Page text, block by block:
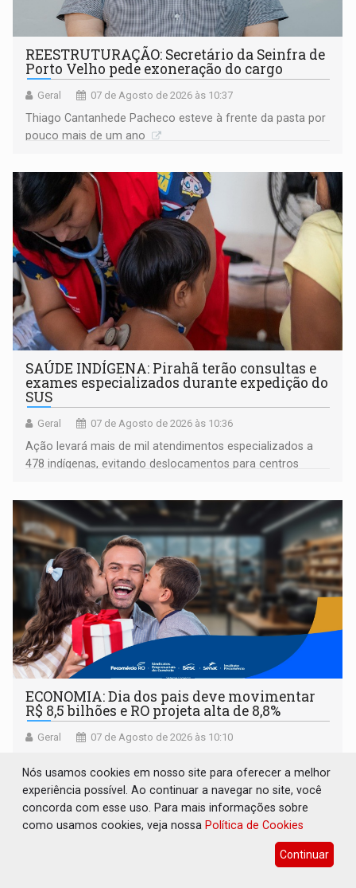
REESTRUTURAÇÃO: Secretário da Seinfra de
Porto Velho pede exoneração do cargo
Geral 07 de Agosto de 2026 às 10:37
Thiago Cantanhede Pacheco esteve à frente da pasta por
pouco mais de um ano
SAÚDE INDÍGENA: Pirahã terão consultas e
exames especializados durante expedição do
SUS
Geral 07 de Agosto de 2026 às 10:36
Ação levará mais de mil atendimentos especializados a
478 indígenas, evitando deslocamentos para centros
ECONOMIA: Dia dos pais deve movimentar
R$ 8,5 bilhões e RO projeta alta de 8,8%
Geral 07 de Agosto de 2026 às 10:10
relevante do calendário varejista, impulsionada pelo menor
desemprego em 14 anos e pela recuperação da renda
média do trabalhador
Nós usamos cookies em nosso site para oferecer a melhor
experiência possível. Ao continuar a navegar no site, você
concorda com esse uso. Para mais informações sobre
como usamos cookies, veja nossa Política de Cookies
Continuar